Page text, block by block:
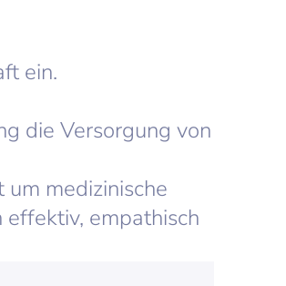
ein.
die Versorgung von
medizinische
empathisch